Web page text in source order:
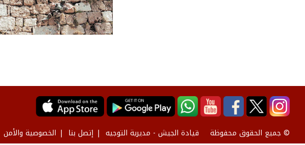
© جميع الحقوق محفوظة قيادة الجيش - مديرية التوجيه إتصل بنا الخصوصية والأمن